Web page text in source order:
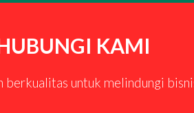
KAMI
berkualitas untuk melindungi